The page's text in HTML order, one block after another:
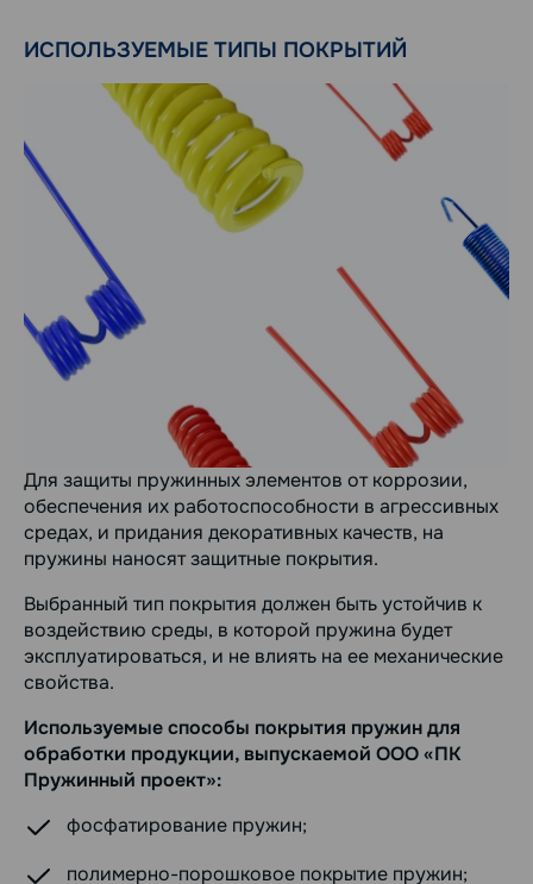
ИСПОЛЬЗУЕМЫЕ ТИПЫ ПОКРЫТИЙ
Для защиты пружинных элементов от коррозии,
обеспечения их работоспособности в агрессивных
средах, и придания декоративных качеств, на
пружины наносят защитные покрытия.
Выбранный тип покрытия должен быть устойчив к
воздействию среды, в которой пружина будет
эксплуатироваться, и не влиять на ее механические
свойства.
Используемые способы покрытия пружин для
обработки продукции, выпускаемой ООО «ПК
Пружинный проект»:
фосфатирование пружин;
полимерно-порошковое покрытие пружин;